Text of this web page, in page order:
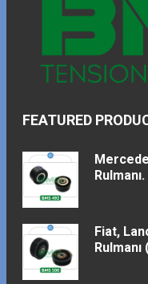
FEATURED
Fiat,